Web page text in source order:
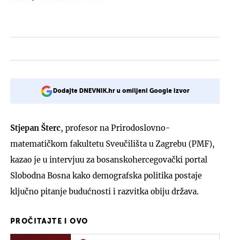
Dodajte DNEVNIK.hr u omiljeni Google izvor
Stjepan Šterc, profesor na Prirodoslovno-
matematičkom fakultetu Sveučilišta u Zagrebu (PMF),
kazao je u intervjuu za bosanskohercegovački portal
Slobodna Bosna kako demografska politika postaje
ključno pitanje budućnosti i razvitka obiju država.
PROČITAJTE I OVO